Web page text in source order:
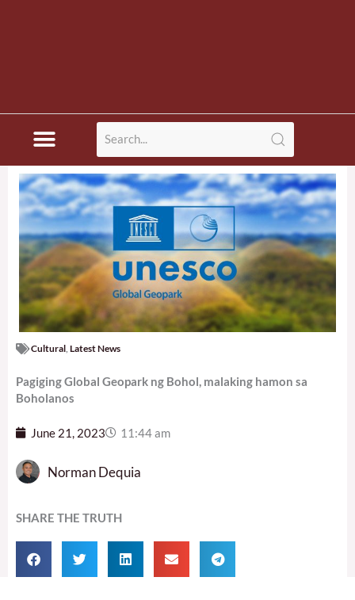
Cultural Latest News
Pagiging Global Geopark ng Bohol, malaking hamon sa
Boholanos
June 21, 2023 11:44 am
Norman Dequia
SHARE THE TRUTH